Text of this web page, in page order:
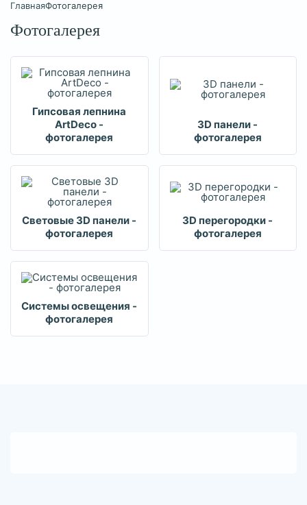
ГлавнаяФотогалерея
Фотогалерея
Гипсовая лепнина
ArtDeco -
фотогалерея
3D панели -
фотогалерея
Световые 3D панели -
фотогалерея
3D перегородки -
фотогалерея
Системы освещения -
фотогалерея